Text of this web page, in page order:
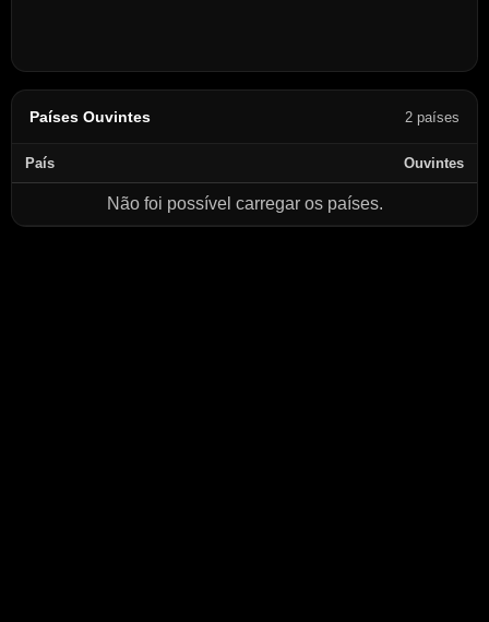
Países Ouvintes 2 países
País Ouvintes
Não foi possível carregar os países.